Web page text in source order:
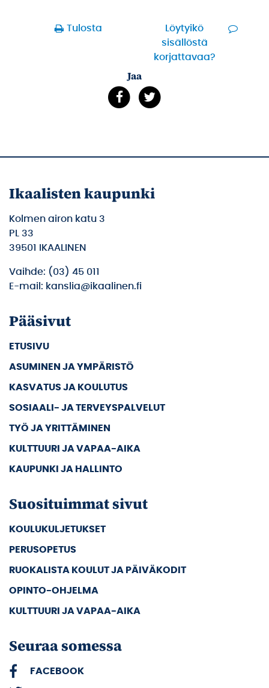
Tulosta
Löytyikö
sisällöstä
korjattavaa?
Jaa
Ikaalisten kaupunki
Kolmen airon katu 3
PL 33
39501 IKAALINEN
Vaihde: (03) 45 011
E-mail: kanslia@ikaalinen.fi
Pääsivut
ETUSIVU
ASUMINEN JA YMPÄRISTÖ
KASVATUS JA KOULUTUS
SOSIAALI- JA TERVEYSPALVELUT
TYÖ JA YRITTÄMINEN
KULTTUURI JA VAPAA-AIKA
KAUPUNKI JA HALLINTO
Suosituimmat sivut
KOULUKULJETUKSET
PERUSOPETUS
RUOKALISTA KOULUT JA PÄIVÄKODIT
OPINTO-OHJELMA
KULTTUURI JA VAPAA-AIKA
Seuraa somessa
FACEBOOK